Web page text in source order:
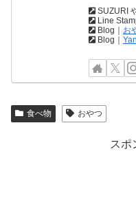
SUZURI
Line
Blog｜ お
Blog｜
食べ物 おやつ
スポ